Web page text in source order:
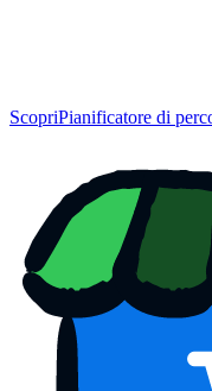
ScopriPianificatore di